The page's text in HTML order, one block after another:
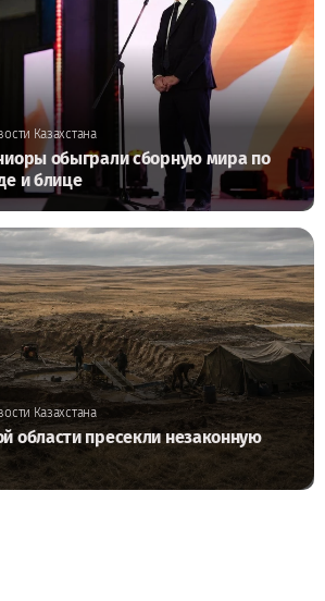
Казахстана
обыграли сборную мира по
и блице
Казахстана
области пресекли незаконную